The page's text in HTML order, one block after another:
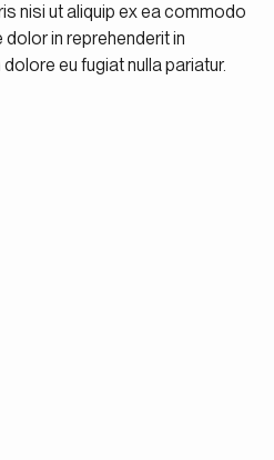
nisi ut aliquip ex ea commodo
in reprehenderit in
eu fugiat nulla pariatur.